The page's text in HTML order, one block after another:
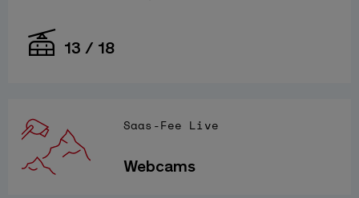
13 / 18
Saas-Fee Live
Webcams